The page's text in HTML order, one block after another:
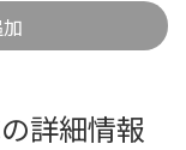
詳細情報